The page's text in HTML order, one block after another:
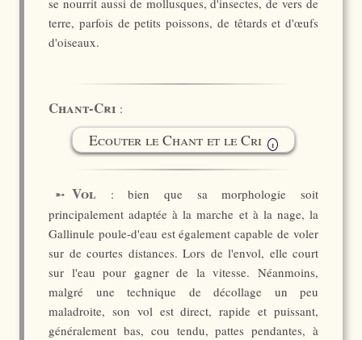
se nourrit aussi de mollusques, d'insectes, de vers de
terre, parfois de petits poissons, de têtards et d'œufs
d'oiseaux.
Chant-Cri :
Ecouter le Chant et le Cri i
➵ Vol : bien que sa morphologie soit
principalement adaptée à la marche et à la nage, la
Gallinule poule-d'eau est également capable de voler
sur de courtes distances. Lors de l'envol, elle court
sur l'eau pour gagner de la vitesse. Néanmoins,
malgré une technique de décollage un peu
maladroite, son vol est direct, rapide et puissant,
généralement bas, cou tendu, pattes pendantes, à